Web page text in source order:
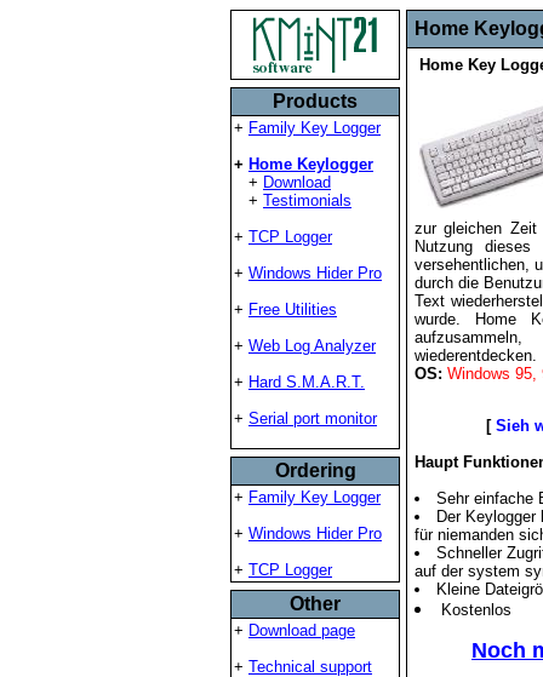
Products
+ Family Key Logger
+ Home Keylogger
+ Download
+ Testimonials
+ TCP Logger
+ Windows Hider Pro
+ Free Utilities
+ Web Log Analyzer
+ Hard S.M.A.R.T.
+ Serial port monitor
Ordering
+ Family Key Logger
+ Windows Hider Pro
+ TCP Logger
Other
+ Download page
+ Technical support
Home
Home Key
zur gleichen
Nutzung
versehentlichen,
durch die
Text
wurde. Home
OS: Windows 95,
[ Sieh
Haupt
Sehr einfache
Der
für niemanden
Schneller
auf der system
Kleine
Kostenlos
Noch